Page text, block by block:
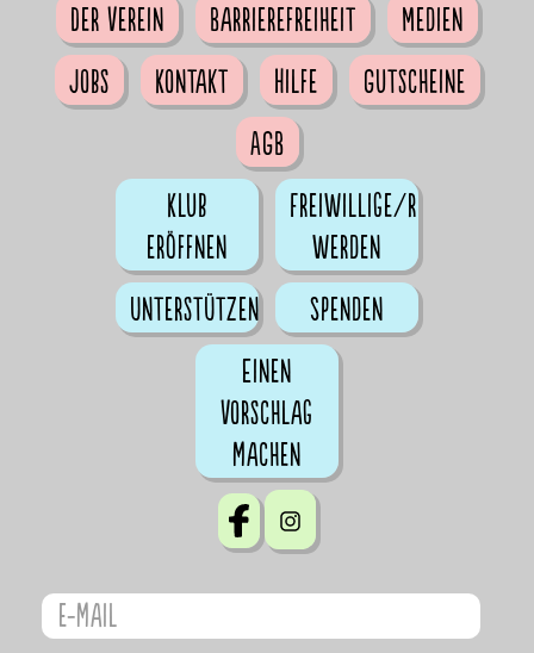
Der Verein Barrierefreiheit
Medien
Jobs
Kontakt Hilfe
Gutscheine
AGB
Klub
eröffnen
Freiwillige/r
werden
Unterstützen
Spenden
Einen
Vorschlag
machen